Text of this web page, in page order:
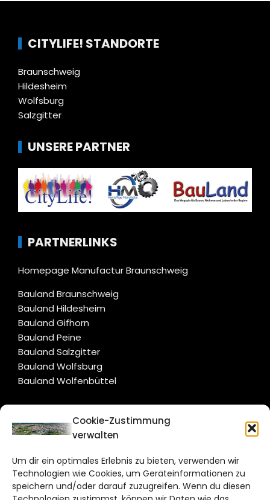
Cookie-Zustimmung
verwalten
Um dir ein optimales Erlebnis zu bieten, verwenden wir
Technologien wie Cookies, um Geräteinformationen zu
speichern und/oder darauf zuzugreifen. Wenn du diesen
CITYLIFE! STANDORTE
Braunschweig
Hildesheim
Wolfsburg
Salzgitter
UNSERE PARTNER
PARTNERLINKS
Homepage Manufactur Braunschweig
Bauland Braunschweig
Bauland Hildesheim
Bauland Gifhorn
Bauland Peine
Bauland Salzgitter
Bauland Wolfsburg
Bauland Wolfenbüttel
CITYLIFE!
Bruchtorwall 12
38100 Braunschweig